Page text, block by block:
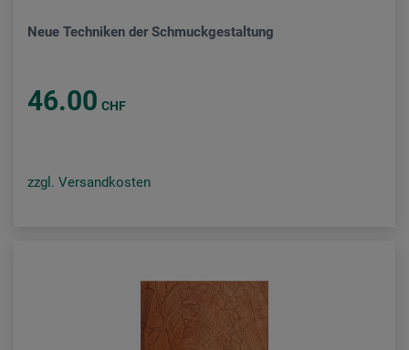
Neue Techniken der Schmuckgestaltung
46.00 CHF
zzgl. Versandkosten